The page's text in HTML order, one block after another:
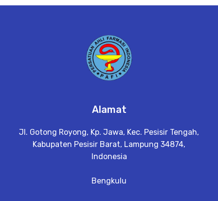
Alamat
Jl. Gotong Royong, Kp. Jawa, Kec. Pesisir Tengah,
Kabupaten Pesisir Barat, Lampung 34874,
Indonesia
Bengkulu